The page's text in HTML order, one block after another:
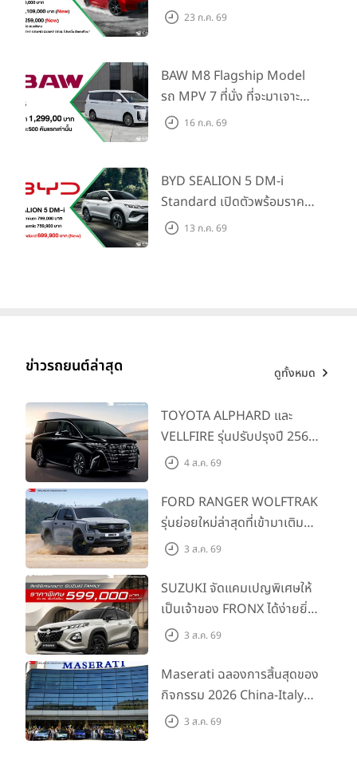
Honda S+ Shift ครั้งแรกใน
Traffic Monitor เพียงจอง
ภายใน 31 ก.ค. 2569 รับบัตร
น้ำมันมูลค่า 10,000 บาท
23 ก.ค. 69
BAW M8 Flagship Model
รถ MPV 7 ที่นั่ง ที่จะมาเจาะ
ตลาดครอบครัวและองค์กรยุค
แรก)
16 ก.ค. 69
BYD SEALION 5 DM-i
Standard เปิดตัวพร้อมราคา
คาดการณ์ 699,900 บาท รุ่น
13 ก.ค. 69
ข่าวรถยนต์ล่าสุด ดูทั้งหมด
TOYOTA ALPHARD และ
VELLFIRE รุ่นปรับปรุงปี 2569
พร้อมรุ่นย่อยใหม่ HEV
4 ส.ค. 69
FORD RANGER WOLFTRAK
รุ่นย่อยใหม่ล่าสุดที่เข้ามาเติม
เต็มไลน์อัป พร้อมตอบโจทย์ทุก
พร้อมลุย ด้วยราคาพิเศษเริ่ม
ต้นที่ 9.49 แสนบาท
3 ส.ค. 69
SUZUKI จัดแคมเปญพิเศษให้
เป็นเจ้าของ FRONX ได้ง่ายยิ่ง
ขึ้นสำหรับรุ่น GL ราคาพิเศษ
200 คัน พร้อมข้อเสนอสุดคุ้ม
3 ส.ค. 69
Maserati ฉลองการสิ้นสุดของ
กิจกรรม 2026 China-Italy
Grand Tour ณ สำนักงาน
3 ส.ค. 69